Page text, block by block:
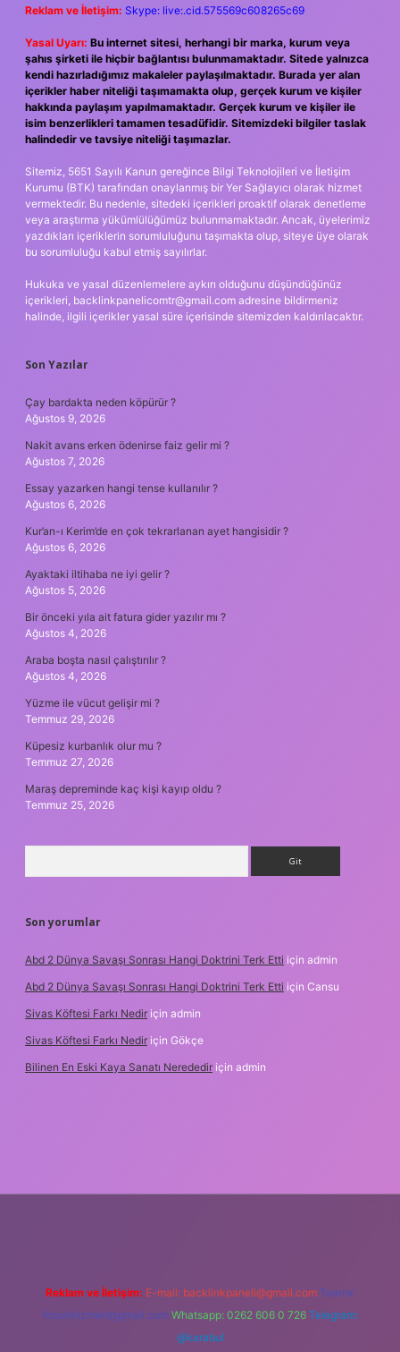
Reklam ve İletişim: Skype: live:.cid.575569c608265c69
Yasal Uyarı: Bu internet sitesi, herhangi bir marka, kurum veya
şahıs şirketi ile hiçbir bağlantısı bulunmamaktadır. Sitede yalnızca
kendi hazırladığımız makaleler paylaşılmaktadır. Burada yer alan
içerikler haber niteliği taşımamakta olup, gerçek kurum ve kişiler
hakkında paylaşım yapılmamaktadır. Gerçek kurum ve kişiler ile
isim benzerlikleri tamamen tesadüfidir. Sitemizdeki bilgiler taslak
halindedir ve tavsiye niteliği taşımazlar.
Sitemiz, 5651 Sayılı Kanun gereğince Bilgi Teknolojileri ve İletişim
Kurumu (BTK) tarafından onaylanmış bir Yer Sağlayıcı olarak hizmet
vermektedir. Bu nedenle, sitedeki içerikleri proaktif olarak denetleme
veya araştırma yükümlülüğümüz bulunmamaktadır. Ancak, üyelerimiz
yazdıkları içeriklerin sorumluluğunu taşımakta olup, siteye üye olarak
bu sorumluluğu kabul etmiş sayılırlar.
Hukuka ve yasal düzenlemelere aykırı olduğunu düşündüğünüz
içerikleri, backlinkpanelicomtr@gmail.com adresine bildirmeniz
halinde, ilgili içerikler yasal süre içerisinde sitemizden kaldırılacaktır.
Son Yazılar
Çay bardakta neden köpürür ?
Ağustos 9, 2026
Nakit avans erken ödenirse faiz gelir mi ?
Ağustos 7, 2026
Essay yazarken hangi tense kullanılır ?
Ağustos 6, 2026
Kur’an-ı Kerim’de en çok tekrarlanan ayet hangisidir ?
Ağustos 6, 2026
Ayaktaki iltihaba ne iyi gelir ?
Ağustos 5, 2026
Bir önceki yıla ait fatura gider yazılır mı ?
Ağustos 4, 2026
Araba boşta nasıl çalıştırılır ?
Ağustos 4, 2026
Yüzme ile vücut gelişir mi ?
Temmuz 29, 2026
Küpesiz kurbanlık olur mu ?
Temmuz 27, 2026
Maraş depreminde kaç kişi kayıp oldu ?
Temmuz 25, 2026
Son yorumlar
Abd 2 Dünya Savaşı Sonrası Hangi Doktrini Terk Etti için admin
Abd 2 Dünya Savaşı Sonrası Hangi Doktrini Terk Etti için Cansu
Sivas Köftesi Farkı Nedir için admin
Sivas Köftesi Farkı Nedir için Gökçe
Bilinen En Eski Kaya Sanatı Nerededir için admin
Reklam ve İletişim: E-mail: backlinkpaneli@gmail.com Teams:
forumhizmeti@gmail.com Whatsapp: 0262 606 0 726 Telegram:
@karabul